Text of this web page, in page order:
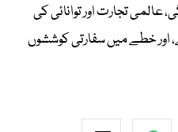
عالمی تجارت اور توانائی کی
اور خطے میں سفارتی کوششوں